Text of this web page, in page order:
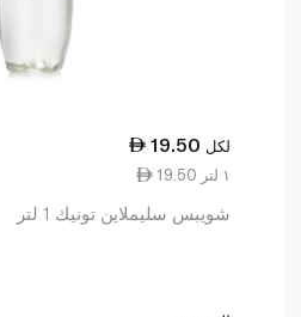
19.50 لكل
19.50 ١ لتر
شويبس سليملاين تونيك 1 لتر